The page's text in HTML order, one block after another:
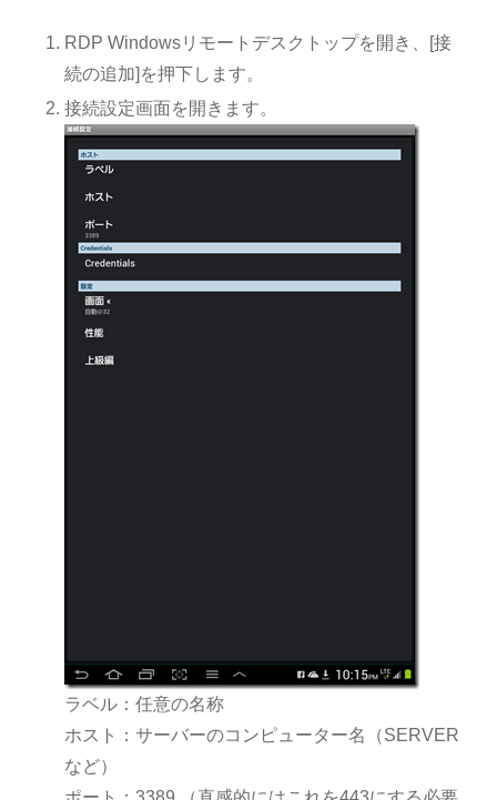
RDP Windowsリモートデスクトップを開き、[接
続の追加]を押下します。
接続設定画面を開きます。
ラベル：任意の名称
ホスト：サーバーのコンピューター名（SERVER
など）